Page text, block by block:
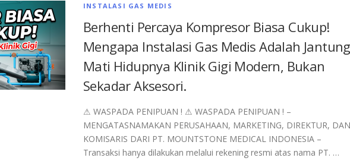
INSTALASI GAS MEDIS
Berhenti Percaya Kompresor Biasa Cukup!
Mengapa Instalasi Gas Medis Adalah Jantung
Mati Hidupnya Klinik Gigi Modern, Bukan
Sekadar Aksesori.
⚠︎ WASPADA PENIPUAN ! ⚠︎ WASPADA PENIPUAN ! –
MENGATASNAMAKAN PERUSAHAAN, MARKETING, DIREKTUR, DAN
KOMISARIS DARI PT. MOUNTSTONE MEDICAL INDONESIA –
Transaksi hanya dilakukan melalui rekening resmi atas nama PT. …